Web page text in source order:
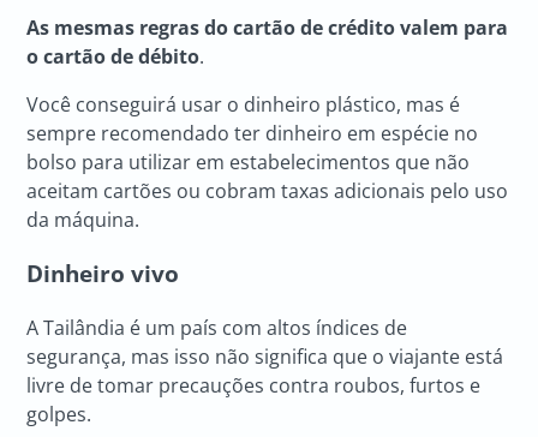
As mesmas regras do cartão de crédito valem para
o cartão de débito.
Você conseguirá usar o dinheiro plástico, mas é
sempre recomendado ter dinheiro em espécie no
bolso para utilizar em estabelecimentos que não
aceitam cartões ou cobram taxas adicionais pelo uso
da máquina.
Dinheiro vivo
A Tailândia é um país com altos índices de
segurança, mas isso não significa que o viajante está
livre de tomar precauções contra roubos, furtos e
golpes.